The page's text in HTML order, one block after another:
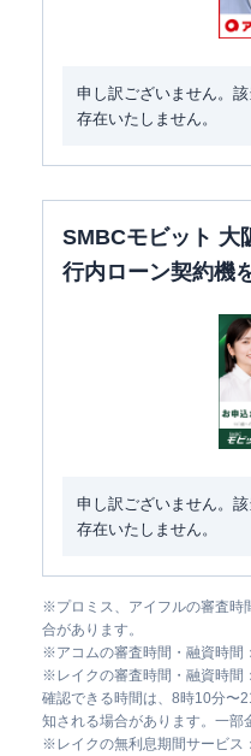
申し訳ございません。
存在いたしません。
SMBCモビット 大
行内ローン契約機
申し訳ございません。
存在いたしません。
※プロミス、アイフルの審査
合があります。
※アコムの審査時間・融資時間
※ レイクの審査時間・融資時
確認できる時間は、8時10分〜
知される場合があります。一部
※ レイクの無利息期間サービ